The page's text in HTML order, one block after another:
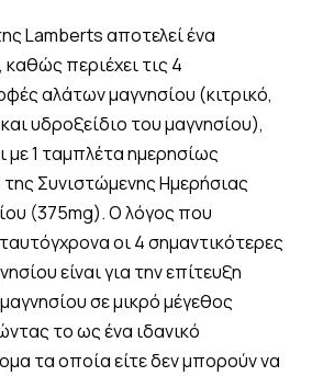
Lamberts αποτελεί ένα
περιέχει τις 4
αλάτων μαγνησίου (κιτρικό,
υδροξείδιο του μαγνησίου),
με 1 ταμπλέτα ημερησίως
της Συνιστώμενης Ημερήσιας
(375mg). Ο λόγος που
οι 4 σημαντικότερες
είναι για την επίτευξη
σε μικρό μέγεθος
το ως ένα ιδανικό
τα οποία είτε δεν μπορούν να